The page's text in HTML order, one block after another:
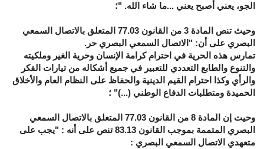
الجو، يعني أصبح يعني ...ما شاء الله. "؛
وحيث تنص المادة 3 من القانون 77.03 المتعلق بالاتصال السمعي
البصري على أن: "الاتصال السمعي البصري حر.
تمارس هذه الحرية في احترام كرامة الإنسان وحرية الغير وملكيته
والتنوع والطابع التعددي للتعبير في جميع أشكاله من تيارات الفكر
والرأي وكذا احترام القيم الدينية والحفاظ على النظام العام والأخلاق
الحميدة ومتطلبات الدفاع الوطني (...)" ؛
وحيت إن المادة 8 من القانون 77.03 المتعلق بالاتصال السمعي
البصري المتممة بموجب القانون 83.13 تنص على أنه : "يجب على
متعهدي الاتصال السمعي البصري :